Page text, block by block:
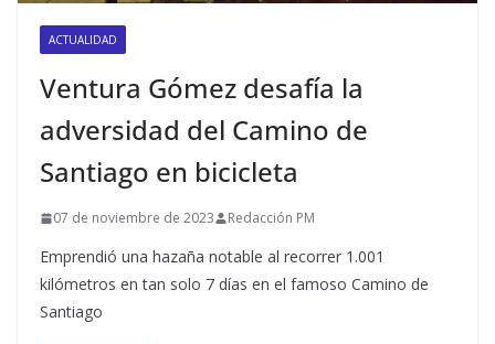
ACTUALIDAD
Ventura Gómez desafía la
adversidad del Camino de
Santiago en bicicleta
07 de noviembre de 2023 Redacción PM
Emprendió una hazaña notable al recorrer 1.001
kilómetros en tan solo 7 días en el famoso Camino de
Santiago